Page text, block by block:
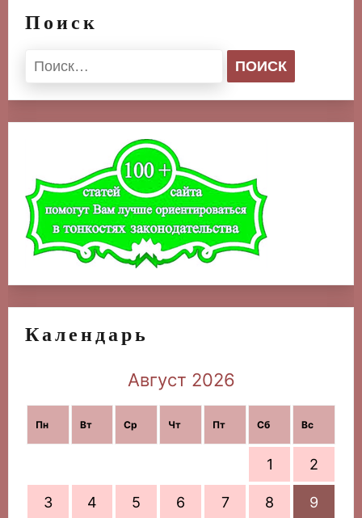
Поиск
Найти:
Календарь
Август 2026
Пн Вт Ср Чт Пт Сб Вс
1 2
3 4 5 6 7 8 9